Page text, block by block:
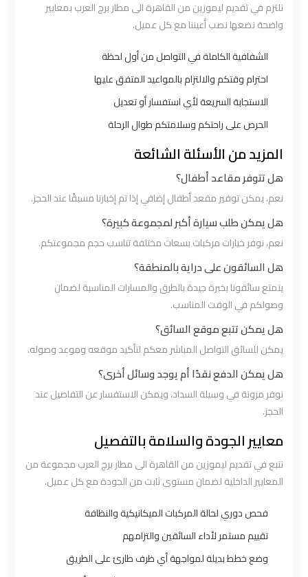
نلتزم في تقديم ليموزين من القاهرة الى مطار برج العرب بمعايير
واضحة نضعها نصب أعيننا مع كل عميل.
الشفافية الكاملة في التواصل من أول لحظة
احترام وقتكم والالتزام بالمواعيد المتفق عليها
الاستجابة السريعة لأي استفسار أو تعديل
الحرص على راحتكم وسلامتكم طوال الرحلة
المزيد من الأسئلة الشائعة
هل تتوفر مقاعد أطفال؟
نعم، يمكن توفير مقعد أطفال إضافي إذا تم إخبارنا مسبقًا عند الحجز.
هل يمكن طلب سيارة أكبر لمجموعة كبيرة؟
نعم، نوفر خيارات مركبات بسعات مختلفة تناسب حجم مجموعتكم.
هل السائقون على دراية بالمنطقة؟
يتمتع سائقونا بخبرة جيدة بالطرق والمسارات المناسبة لضمان
وصولكم في الوقت المناسب.
هل يمكن تتبع موقع السائق؟
يمكن للسائق التواصل المباشر معكم لتأكيد موقعه وموعد وصوله.
هل يمكن الدفع نقدًا أم يوجد وسائل أخرى؟
نوفر مرونة في وسيلة السداد، ويمكن الاستفسار عن التفاصيل عند
الحجز.
معايير الجودة والسلامة بالتفصيل
نتبع في تقديم ليموزين من القاهرة الى مطار برج العرب مجموعة من
المعايير الداخلية لضمان مستوى ثابت من الجودة مع كل عميل.
فحص دوري لحالة المركبات الميكانيكية والنظافة
تقييم مستمر لأداء السائقين والتزامهم
وضع خطط بديلة لمواجهة أي ظرف طارئ على الطريق
ليموزين
الغردقة
ليموزين
مرسي
مطروح
ليموزين
ليموزين
العرب
الغردقة
ليموزين
العرب